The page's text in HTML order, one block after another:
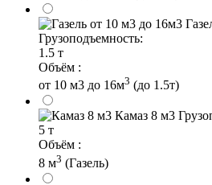
Грузоподъемность:
1.5 т
Объём :
от 10 м3 до 16м3 (до 1.5т)
Камаз 8 м3
5 т
Объём :
8 м3 (Газель)